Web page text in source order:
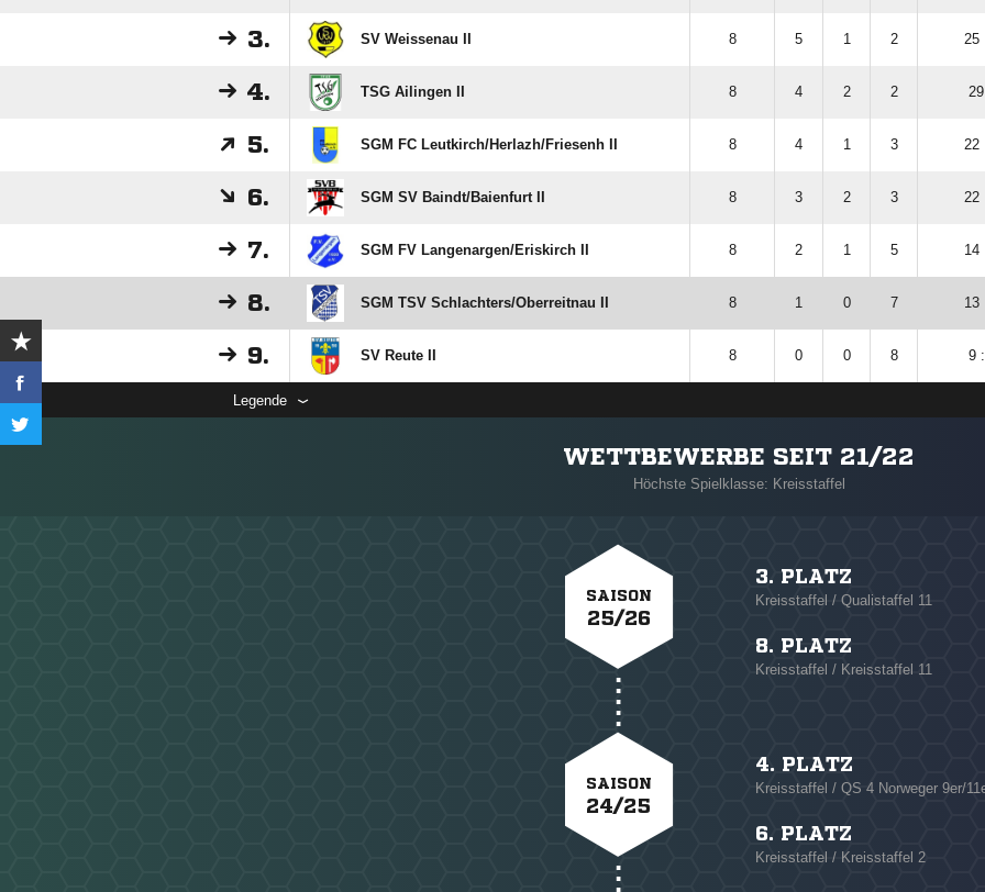
3. SV Weissenau II 8 5 1 2 25
4. TSG Ailingen II 8 4 2 2
5. SGM FC Leutkirch/​Herlazh/​Friesenh II 8 4 1 3 22
6. SGM SV Baindt/​Baienfurt II 8 3 2 3 22
7. SGM FV Langenargen/​Eriskirch II 8 2 1 5 14
8. SGM TSV Schlachters/​Oberreitnau II 8 1 0 7 13
9. SV Reute II 8 0 0 8 9
Legende
WETTBEWERBE SEIT 21/22
Höchste Spielklasse: Kreisstaffel
SAISON
25/26
3. PLATZ
Kreisstaffel / Qualistaffel 11
8. PLATZ
Kreisstaffel / Kreisstaffel 11
SAISON
24/25
4. PLATZ
Kreisstaffel / QS 4 Norweger 9er/
6. PLATZ
Kreisstaffel / Kreisstaffel 2